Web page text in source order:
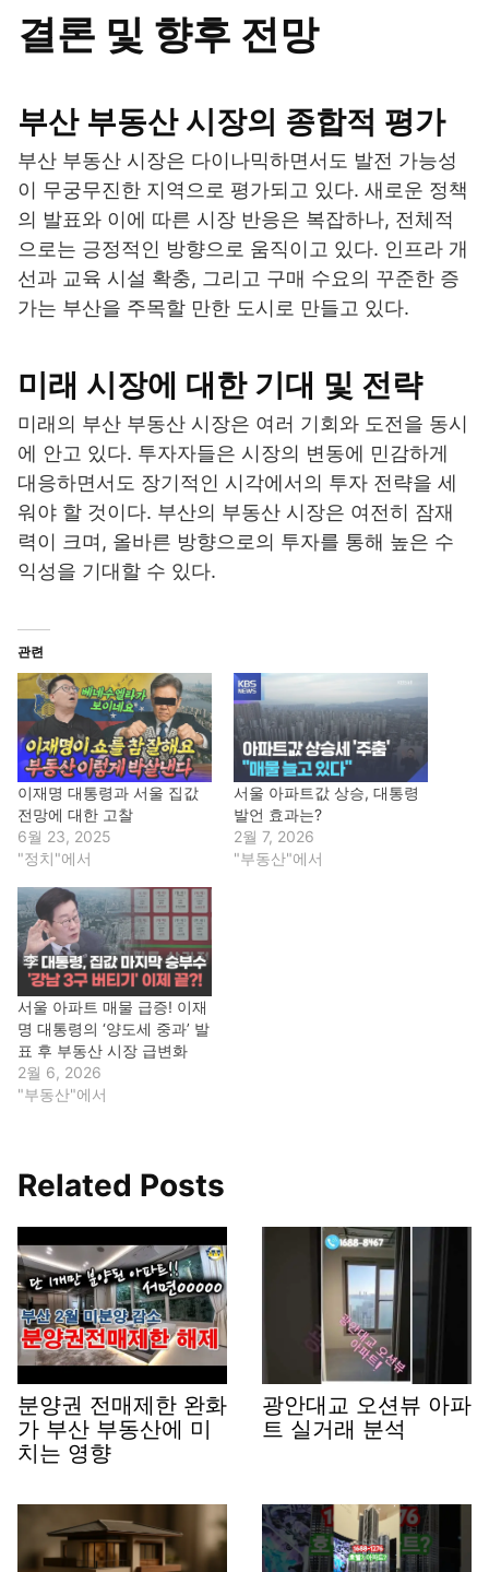
결론 및 향후 전망
부산 부동산 시장의 종합적 평가
부산 부동산 시장은 다이나믹하면서도 발전 가능성
이 무궁무진한 지역으로 평가되고 있다. 새로운 정책
의 발표와 이에 따른 시장 반응은 복잡하나, 전체적
으로는 긍정적인 방향으로 움직이고 있다. 인프라 개
선과 교육 시설 확충, 그리고 구매 수요의 꾸준한 증
가는 부산을 주목할 만한 도시로 만들고 있다.
미래 시장에 대한 기대 및 전략
미래의 부산 부동산 시장은 여러 기회와 도전을 동시
에 안고 있다. 투자자들은 시장의 변동에 민감하게
대응하면서도 장기적인 시각에서의 투자 전략을 세
워야 할 것이다. 부산의 부동산 시장은 여전히 잠재
력이 크며, 올바른 방향으로의 투자를 통해 높은 수
익성을 기대할 수 있다.
관련
이재명 대통령과 서울 집값
전망에 대한 고찰
6월 23, 2025
"정치"에서
서울 아파트값 상승, 대통령
발언 효과는?
2월 7, 2026
"부동산"에서
서울 아파트 매물 급증! 이재
명 대통령의 ‘양도세 중과’ 발
표 후 부동산 시장 급변화
2월 6, 2026
"부동산"에서
Related Posts
분양권 전매제한 완화
가 부산 부동산에 미
치는 영향
광안대교 오션뷰 아파
트 실거래 분석